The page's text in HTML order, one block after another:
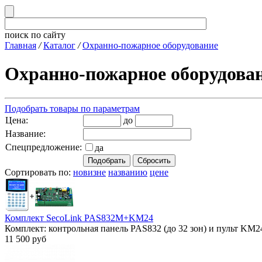
поиск по сайту
Главная /Каталог /Охранно-пожарное оборудование
Охранно-пожарное
Подобрать товары по параметрам
Цена:
до
Название:
Спецпредложение:
да
Сортировать по: новизне названию цене
Комплект SecoLink PAS832M+KM24
Комплект: контрольная панель PAS832 (до 32 зон) и пульт
11 500 руб